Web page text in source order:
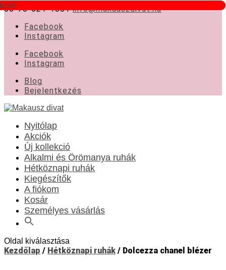
06-70-621-1881 info@makauszdivat.hu
Facebook
Instagram
Facebook
Instagram
Blog
Bejelentkezés
Nyitólap
Akciók
Új kollekció
Alkalmi és Örömanya ruhák
Hétköznapi ruhák
Kiegészítők
A fiókom
Kosár
Személyes vásárlás
Oldal kiválasztása
Kezdőlap / Hétköznapi ruhák / Dolcezza chanel blézer